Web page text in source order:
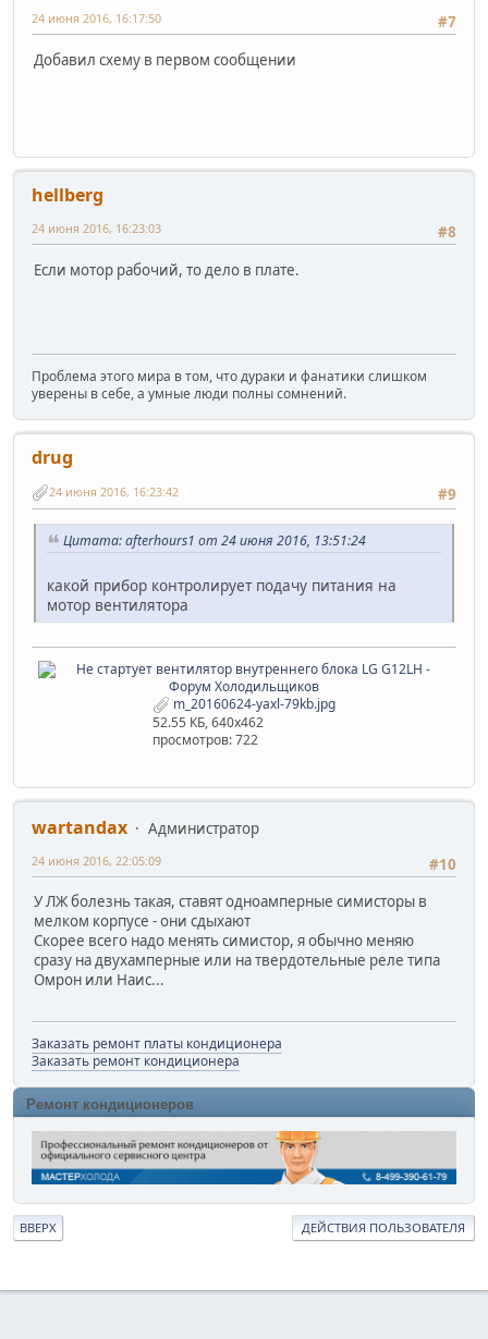
#7
24 июня 2016, 16:17:50
Добавил схему в первом сообщении
hellberg
#8
24 июня 2016, 16:23:03
Если мотор рабочий, то дело в плате.
Проблема этого мира в том, что дураки и фанатики слишком
уверены в себе, а умные люди полны сомнений.
drug
#9
24 июня 2016, 16:23:42
Цитата: afterhours1 от 24 июня 2016, 13:51:24
какой прибор контролирует подачу питания на
мотор вентилятора
m_20160624-yaxl-79kb.jpg
52.55 КБ, 640x462
просмотров: 722
wartandax
Администратор
#10
24 июня 2016, 22:05:09
У ЛЖ болезнь такая, ставят одноамперные симисторы в
мелком корпусе - они сдыхают
Скорее всего надо менять симистор, я обычно меняю
сразу на двухамперные или на твердотельные реле типа
Омрон или Наис...
Заказать ремонт платы кондиционера
Заказать ремонт кондиционера
Ремонт кондиционеров
ВВЕРХ ДЕЙСТВИЯ ПОЛЬЗОВАТЕЛЯ